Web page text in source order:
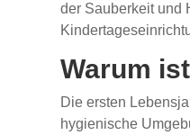
der Sauberkeit und
Warum
Die ersten
hygienische